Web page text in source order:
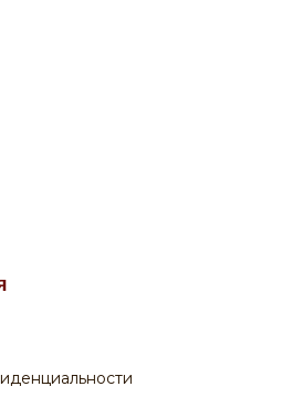
44 09
уточняйте у оператора